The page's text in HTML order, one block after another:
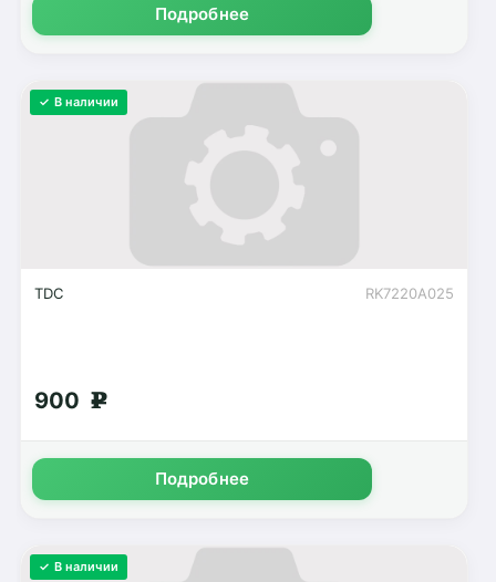
Подробнее
✓ В наличии
RK7220A025
TDC
900 g
Подробнее
✓ В наличии